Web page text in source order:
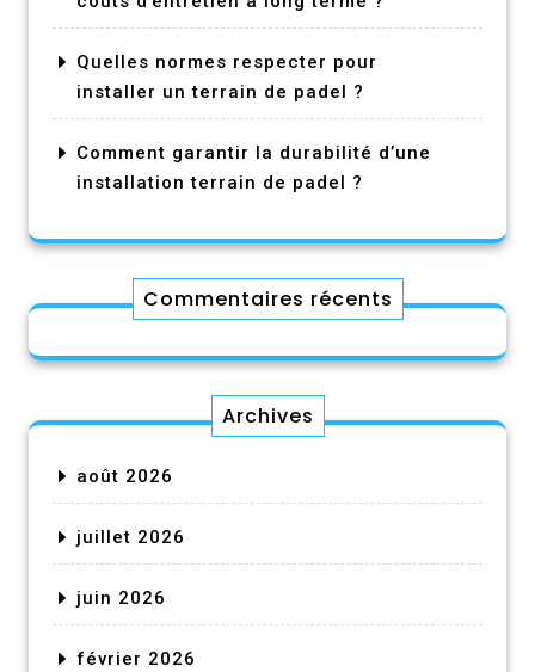
Quelles normes respecter pour
installer un terrain de padel ?
Comment garantir la durabilité d’une
installation terrain de padel ?
Commentaires récents
Archives
août 2026
juillet 2026
juin 2026
février 2026